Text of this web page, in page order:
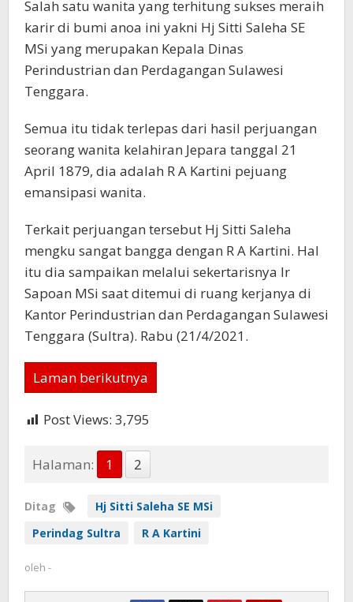
Salah satu wanita yang terhitung sukses meraih
karir di bumi anoa ini yakni Hj Sitti Saleha SE
MSi yang merupakan Kepala Dinas
Perindustrian dan Perdagangan Sulawesi
Tenggara.
Semua itu tidak terlepas dari hasil perjuangan
seorang wanita kelahiran Jepara tanggal 21
April 1879, dia adalah R A Kartini pejuang
emansipasi wanita.
Terkait perjuangan tersebut Hj Sitti Saleha
mengku sangat bangga dengan R A Kartini. Hal
itu dia sampaikan melalui sekertarisnya Ir
Sapoan MSi saat ditemui di ruang kerjanya di
Kantor Perindustrian dan Perdagangan Sulawesi
Tenggara (Sultra). Rabu (21/4/2021.
Laman berikutnya
Post Views: 3,795
Halaman: 1 2
Ditag
Hj Sitti Saleha SE MSi
Perindag Sultra
R A Kartini
oleh -